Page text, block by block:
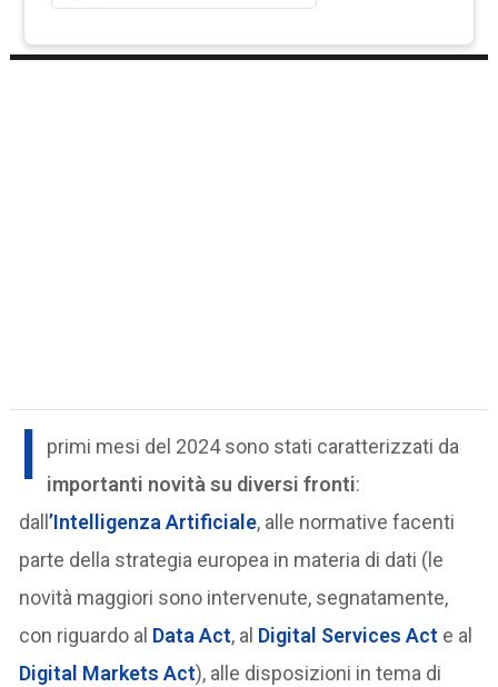
I
primi mesi del 2024 sono stati caratterizzati da
importanti novità su diversi fronti:
dall’Intelligenza Artificiale, alle normative facenti
parte della strategia europea in materia di dati (le
novità maggiori sono intervenute, segnatamente,
con riguardo al Data Act, al Digital Services Act e al
Digital Markets Act), alle disposizioni in tema di